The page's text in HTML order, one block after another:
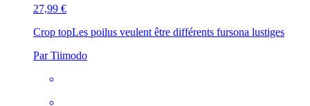
27,99 €
Crop topLes poilus veulent être différents fursona lustiges
Par Tiimodo